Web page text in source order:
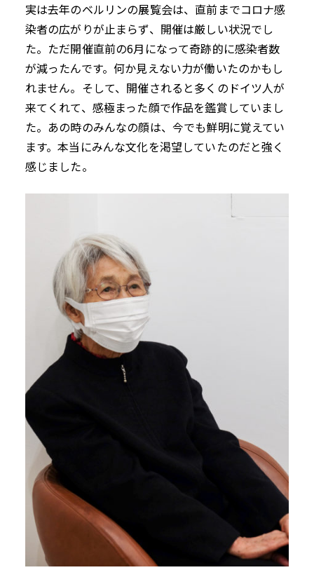
実は去年のベルリンの展覧会は、直前までコロナ感
染者の広がりが止まらず、開催は厳しい状況でし
た。ただ開催直前の6月になって奇跡的に感染者数
が減ったんです。何か見えない力が働いたのかもし
れません。そして、開催されると多くのドイツ人が
来てくれて、感極まった顔で作品を鑑賞していまし
た。あの時のみんなの顔は、今でも鮮明に覚えてい
ます。本当にみんな文化を渇望していたのだと強く
感じました。